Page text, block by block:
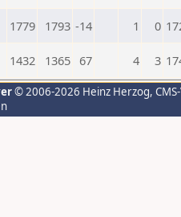
1779 1793 -14 1 0
1432 1365 67 4 3
© 2006-2026 Heinz Herzog,